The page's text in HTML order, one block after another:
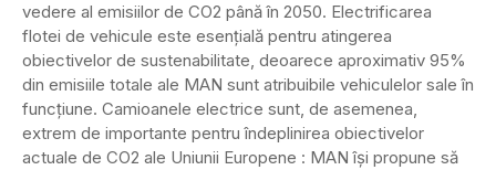
vedere al emisiilor de CO2 până în 2050. Electrificarea
flotei de vehicule este esențială pentru atingerea
obiectivelor de sustenabilitate, deoarece aproximativ 95%
din emisiile totale ale MAN sunt atribuibile vehiculelor sale în
funcțiune. Camioanele electrice sunt, de asemenea,
extrem de importante pentru îndeplinirea obiectivelor
actuale de CO2 ale Uniunii Europene : MAN își propune să